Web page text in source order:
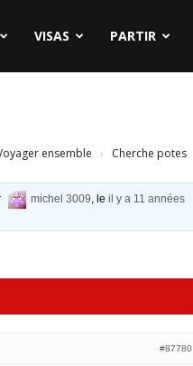
VISAS PARTIR
ensemble ›
Cherche potes
michel 3009, leil y a 11 années
#87780